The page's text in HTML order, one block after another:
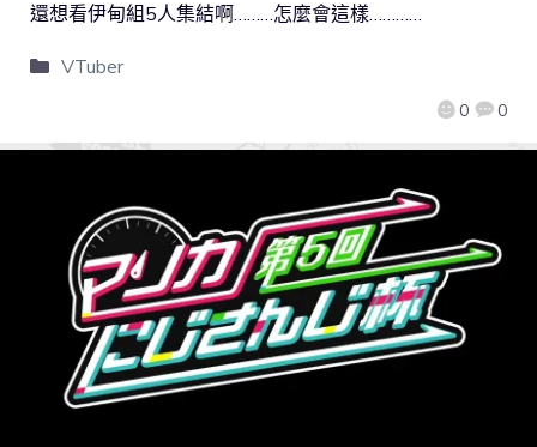
0 0
還想看伊甸組5人集結啊………怎麼會這樣…………
VTuber